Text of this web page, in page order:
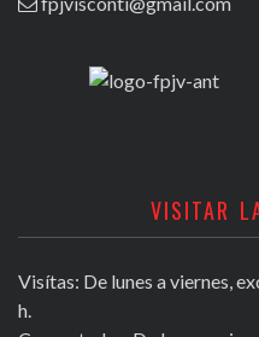
VISITAR
Visítas: De lunes a viernes,
h.